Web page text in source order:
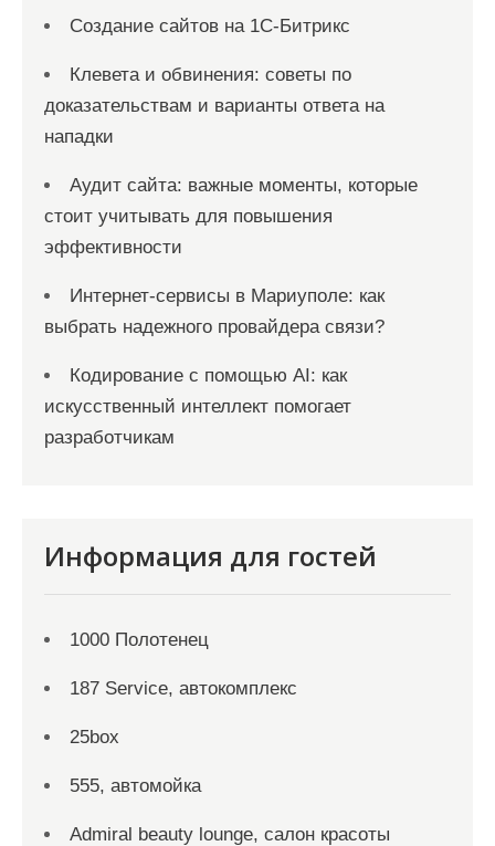
Создание сайтов на 1С-Битрикс
Клевета и обвинения: советы по
доказательствам и варианты ответа на
нападки
Аудит сайта: важные моменты, которые
стоит учитывать для повышения
эффективности
Интернет-сервисы в Мариуполе: как
выбрать надежного провайдера связи?
Кодирование с помощью AI: как
искусственный интеллект помогает
разработчикам
Информация для гостей
1000 Полотенец
187 Service, автокомплекс
25box
555, автомойка
Admiral beauty lounge, салон красоты